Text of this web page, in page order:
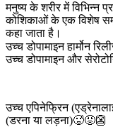
मनुष्य के शरीर में विभिन्न
कोशिकाओं के एक विशेष समूह
कहा जाता है।
उच्च डोपामाइन हार्मोन
उच्च डोपामाइन और
उच्च एपिनेफ्रिन
(डरना या लड़ना)🥵😡👺